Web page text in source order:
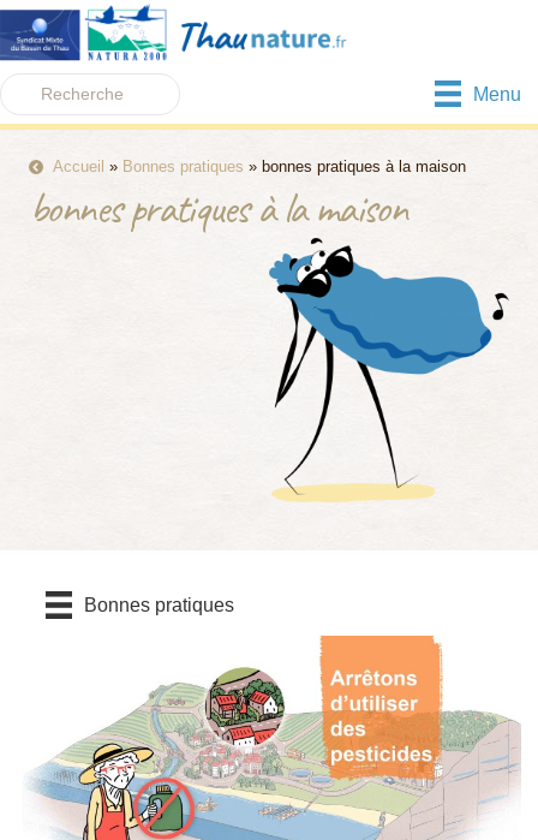
Menu
Accueil » Bonnes pratiques » bonnes pratiques à la maison
bonnes pratiques à la maison
Bonnes pratiques